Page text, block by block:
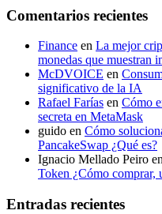
Comentarios recientes
Finance en La mejor
monedas que muestran
McDVOICE en
significativo de la IA
Rafael Farías en Cómo
secreta en MetaMask
guido en Cómo
PancakeSwap ¿Qué es?
Ignacio Mellado Peiro
Token ¿Cómo comprar,
Entradas recientes